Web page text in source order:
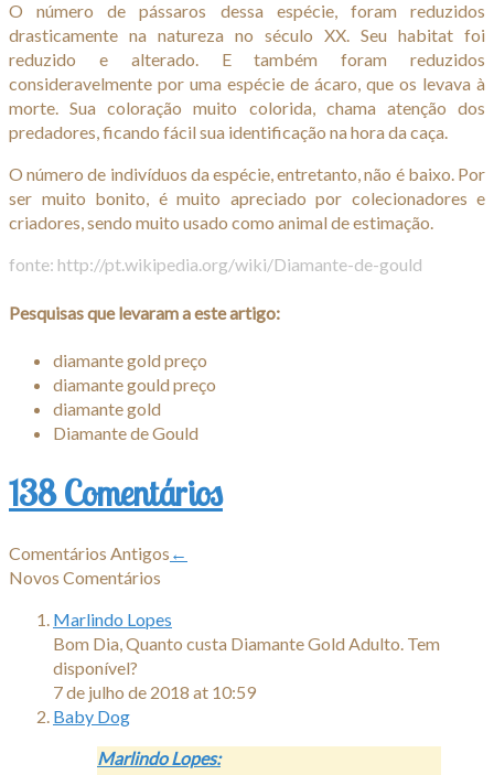
O número de pássaros dessa espécie, foram reduzidos
drasticamente na natureza no século XX. Seu habitat foi
reduzido e alterado. E também foram reduzidos
consideravelmente por uma espécie de ácaro, que os levava à
morte. Sua coloração muito colorida, chama atenção dos
predadores, ficando fácil sua identificação na hora da caça.
O número de indivíduos da espécie, entretanto, não é baixo. Por
ser muito bonito, é muito apreciado por colecionadores e
criadores, sendo muito usado como animal de estimação.
fonte: http://pt.wikipedia.org/wiki/Diamante-de-gould
Pesquisas que levaram a este artigo:
diamante gold preço
diamante gould preço
diamante gold
Diamante de Gould
138 Comentários
Comentários Antigos ←
Novos Comentários
Marlindo Lopes
Bom Dia, Quanto custa Diamante Gold Adulto. Tem
disponível?
7 de julho de 2018 at 10:59
Baby Dog
Marlindo Lopes: